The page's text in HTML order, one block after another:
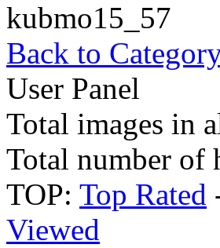
kubmo15_57
Back to
User Panel
Total images in
Total number of
TOP: Top Rated
Viewed